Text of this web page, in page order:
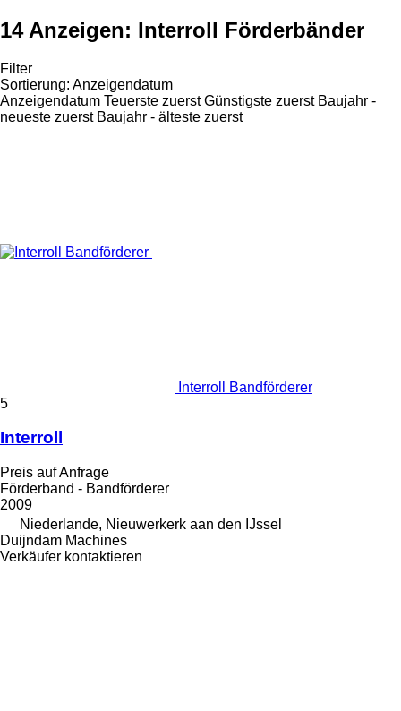
14 Anzeigen: Interroll Förderbänder
Filter
Sortierung: Anzeigendatum
Anzeigendatum Teuerste zuerst Günstigste zuerst Baujahr -
neueste zuerst Baujahr - älteste zuerst
Interroll Bandförderer
5
Interroll
Preis auf Anfrage
Förderband - Bandförderer
2009
Niederlande, Nieuwerkerk aan den IJssel
Duijndam Machines
Verkäufer kontaktieren